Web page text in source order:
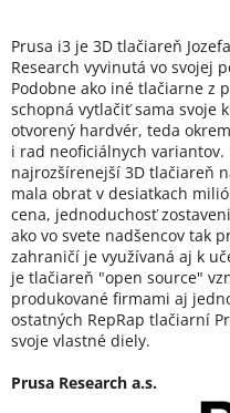
Prusa i3 je 3D tlačiareň
Research vyvinutá vo svojej
Podobne ako iné tlačiarne z
schopná vytlačiť sama svoje
otvorený hardvér, teda
i rad neoficiálnych variantov.
najrozšírenejší 3D tlačiareň
mala obrat v desiatkach
cena, jednoduchosť
ako vo svete nadšencov tak
zahraničí je využívaná aj k
je tlačiareň "open source"
produkované firmami aj
ostatných RepRap tlačiarní
svoje vlastné diely.
Prusa Research a.s.